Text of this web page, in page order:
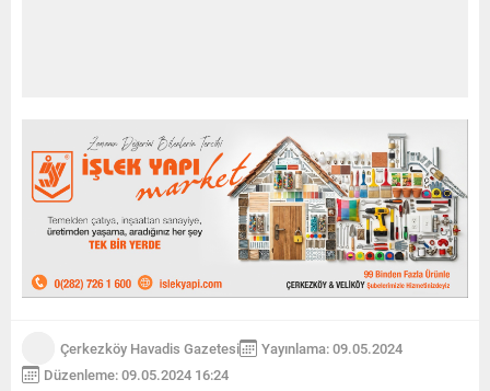
Çerkezköy Havadis Gazetesi
Yayınlama: 09.05.2024
Düzenleme: 09.05.2024 16:24